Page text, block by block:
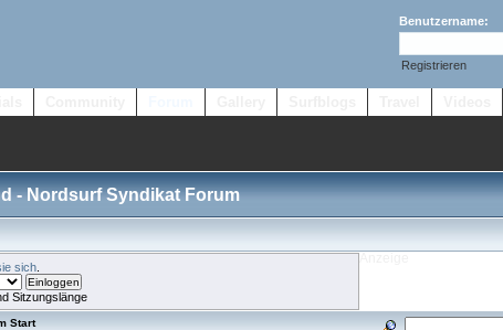
Benutzername:
Registrieren
- Nordsurf Syndikat Forum
sich.
Sitzungslänge
Start